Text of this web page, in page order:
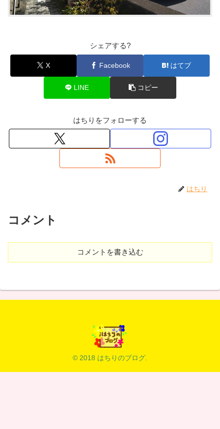
シェアする?
X Facebook はてブ
LINE コピー
はちりをフォローする
はちり
コメント
コメントを書き込む
© 2018 はちりのブログ.